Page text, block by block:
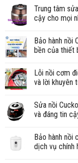
Trung tâm
cậy cho mọi
Bảo hành nồi
bền của thiết
Lỗi nồi cơm
và lời khuyên
Sửa nồi
và đáng tin
Bảo hành nồi
dịch vụ chính